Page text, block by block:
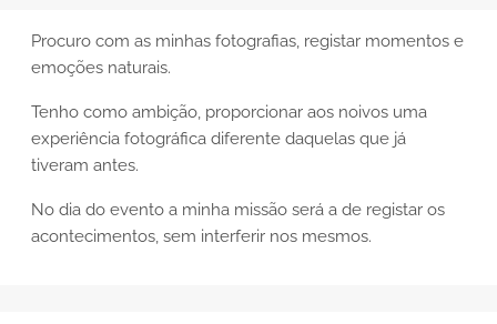
Procuro com as minhas fotografias, registar momentos e
emoções naturais.
Tenho como ambição, proporcionar aos noivos uma
experiência fotográfica diferente daquelas que já
tiveram antes.
No dia do evento a minha missão será a de registar os
acontecimentos, sem interferir nos mesmos.